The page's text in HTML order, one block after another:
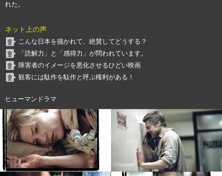
れた。
ネット上の声
こんな日本を描かれて、絶賛してどうする？
「読解力」と「感得力」が問われています。
障害者のイメージを悪化させるひどい映画
観客には駄作を駄作と呼ぶ権利がある！
ヒューマンドラマ